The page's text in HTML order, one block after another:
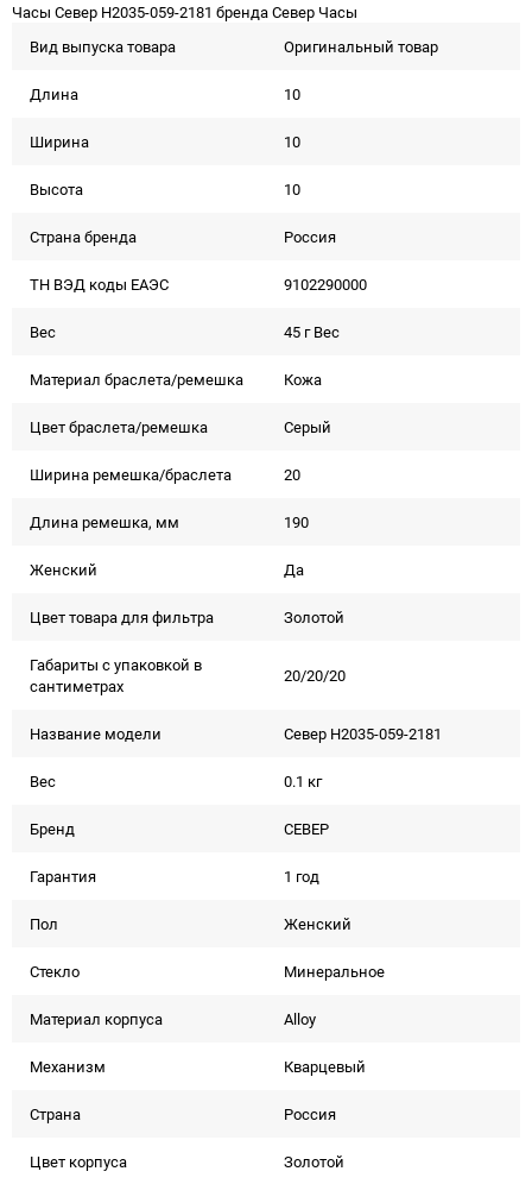
Часы Север H2035-059-2181 бренда Север Часы
Вид выпуска товара
Оригинальный товар
Длина 10
Ширина 10
Высота 10
Страна бренда Россия
ТН ВЭД коды ЕАЭС 9102290000
Вес 45 г Вес
Материал браслета/ремешка Кожа
Цвет браслета/ремешка Серый
Ширина ремешка/браслета 20
Длина ремешка, мм 190
Женский Да
Цвет товара для фильтра Золотой
Габариты с упаковкой в
сантиметрах
20/20/20
Название модели Север H2035-059-2181
Вес 0.1 кг
Бренд СЕВЕР
Гарантия 1 год
Пол Женский
Стекло Минеральное
Материал корпуса Alloy
Механизм Кварцевый
Страна Россия
Цвет корпуса Золотой